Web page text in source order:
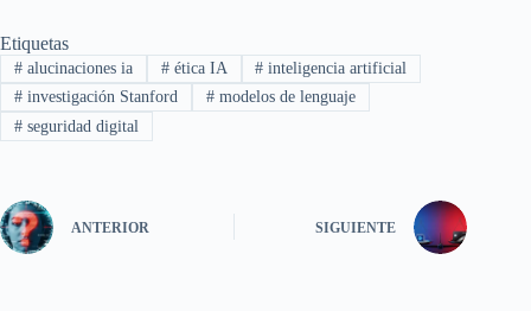
Etiquetas
#alucinaciones ia #ética IA # inteligencia artificial
#investigación Stanford #modelos de lenguaje
#seguridad digital
ANTERIOR SIGUIENTE